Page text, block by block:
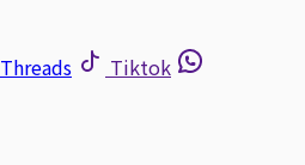
Threads
Tiktok